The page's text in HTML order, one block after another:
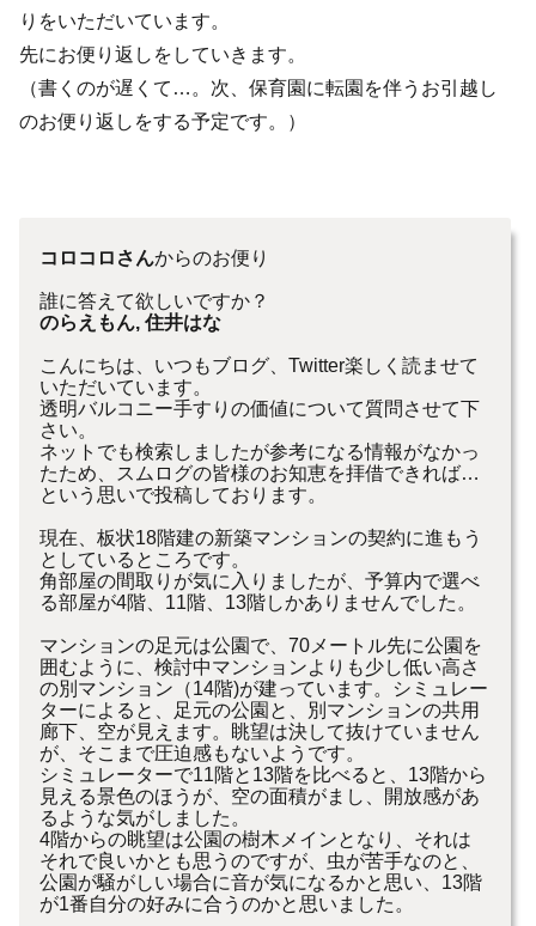
りをいただいています。
先にお便り返しをしていきます。
（書くのが遅くて…。次、保育園に転園を伴うお引越し
のお便り返しをする予定です。）
コロコロさんからのお便り
誰に答えて欲しいですか？
のらえもん, 住井はな
こんにちは、いつもブログ、Twitter楽しく読ませて
いただいています。
透明バルコニー手すりの価値について質問させて下
さい。
ネットでも検索しましたが参考になる情報がなかっ
たため、スムログの皆様のお知恵を拝借できれば…
という思いで投稿しております。
現在、板状18階建の新築マンションの契約に進もう
としているところです。
角部屋の間取りが気に入りましたが、予算内で選べ
る部屋が4階、11階、13階しかありませんでした。
マンションの足元は公園で、70メートル先に公園を
囲むように、検討中マンションよりも少し低い高さ
の別マンション（14階)が建っています。シミュレー
ターによると、足元の公園と、別マンションの共用
廊下、空が見えます。眺望は決して抜けていません
が、そこまで圧迫感もないようです。
シミュレーターで11階と13階を比べると、13階から
見える景色のほうが、空の面積がまし、開放感があ
るような気がしました。
4階からの眺望は公園の樹木メインとなり、それは
それで良いかとも思うのですが、虫が苦手なのと、
公園が騒がしい場合に音が気になるかと思い、13階
が1番自分の好みに合うのかと思いました。